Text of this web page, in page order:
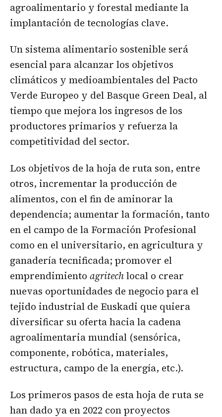
agroalimentario y forestal mediante la
implantación de tecnologías clave.
Un sistema alimentario sostenible será
esencial para alcanzar los objetivos
climáticos y medioambientales del Pacto
Verde Europeo y del Basque Green Deal, al
tiempo que mejora los ingresos de los
productores primarios y refuerza la
competitividad del sector.
Los objetivos de la hoja de ruta son, entre
otros, incrementar la producción de
alimentos, con el fin de aminorar la
dependencia; aumentar la formación, tanto
en el campo de la Formación Profesional
como en el universitario, en agricultura y
ganadería tecnificada; promover el
emprendimiento agritechlocal o crear
nuevas oportunidades de negocio para el
tejido industrial de Euskadi que quiera
diversificar su oferta hacia la cadena
agroalimentaria mundial (sensórica,
componente, robótica, materiales,
estructura, campo de la energía, etc.).
Los primeros pasos de esta hoja de ruta se
han dado ya en 2022 con proyectos